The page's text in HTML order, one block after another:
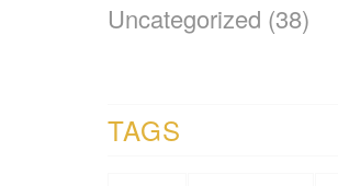
Uncategorized (38)
TAGS